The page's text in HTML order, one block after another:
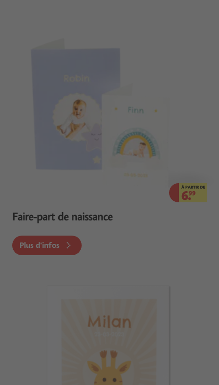
À PARTIR DE
6.99
Faire-part de naissance
Plus d'infos